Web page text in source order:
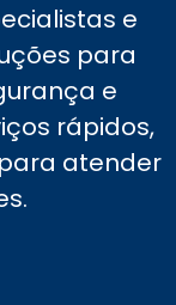
e
para
e
rápidos,
atender